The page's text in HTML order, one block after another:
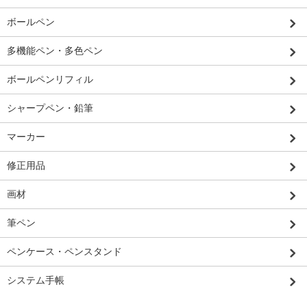
ボールペン
多機能ペン・多色ペン
ボールペンリフィル
シャープペン・鉛筆
マーカー
修正用品
画材
筆ペン
ペンケース・ペンスタンド
システム手帳